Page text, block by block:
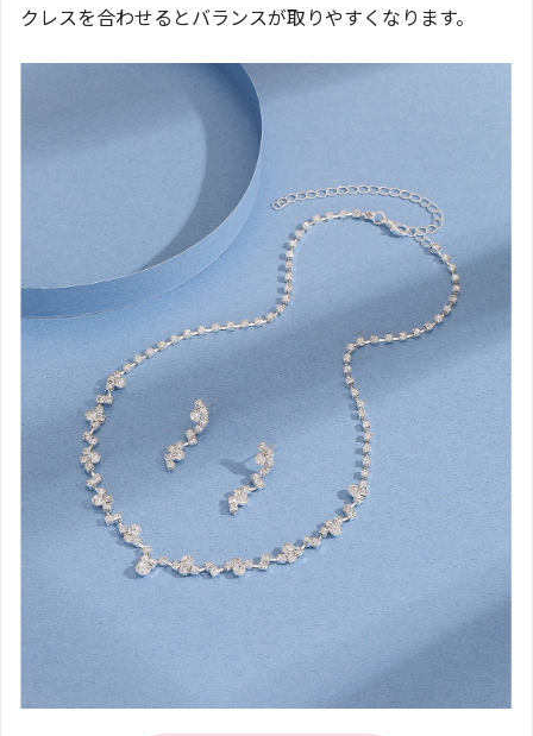
クレスを合わせるとバランスが取りやすくなります。